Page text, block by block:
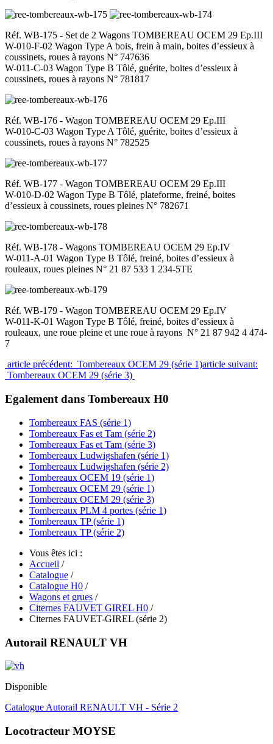
Réf. WB-175 - Set de 2 Wagons TOMBEREAU OCEM 29 Ep.III
W-010-F-02 Wagon Type A bois, frein à main, boites d’essieux à
coussinets, roues à rayons N° 747636
W-011-C-03 Wagon Type B Tôlé, guérite, boites d’essieux à
coussinets, roues à rayons N° 781817
Réf. WB-176 - Wagon TOMBEREAU OCEM 29 Ep.III
W-010-C-03 Wagon Type A Tôlé, guérite, boites d’essieux à
coussinets, roues à rayons N° 782525
Réf. WB-177 - Wagon TOMBEREAU OCEM 29 Ep.III
W-010-D-02 Wagon Type B Tôlé, plateforme, freiné, boites
d’essieux à coussinets, roues pleines N° 782671
Réf. WB-178 - Wagons TOMBEREAU OCEM 29 Ep.IV
W-011-A-01 Wagon Type B Tôlé, freiné, boites d’essieux à
rouleaux, roues pleines N° 21 87 533 1 234-5TE
Réf. WB-179 - Wagon TOMBEREAU OCEM 29 Ep.IV
W-011-K-01 Wagon Type B Tôlé, freiné, boites d’essieux à
rouleaux, une roue pleine et une roue à rayons N° 21 87 942 4 474-
7
article précédent: Tombereaux OCEM 29 (série 1)article suivant:
Tombereaux OCEM 29 (série 3)
Egalement dans Tombereaux H0
Tombereaux FAS (série 1)
Tombereaux Fas et Tam (série 2)
Tombereaux Fas et Tam (série 3)
Tombereaux Ludwigshafen (série 1)
Tombereaux Ludwigshafen (série 2)
Tombereaux OCEM 19 (série 1)
Tombereaux OCEM 29 (série 1)
Tombereaux OCEM 29 (série 3)
Tombereaux PLM 4 portes (série 1)
Tombereaux TP (série 1)
Tombereaux TP (série 2)
Vous êtes ici :
Accueil /
Catalogue /
Catalogue H0 /
Wagons et grues /
Citernes FAUVET GIREL H0 /
Citernes FAUVET-GIREL (série 2)
Autorail RENAULT VH
Disponible
Catalogue Autorail RENAULT VH - Série 2
Locotracteur MOYSE